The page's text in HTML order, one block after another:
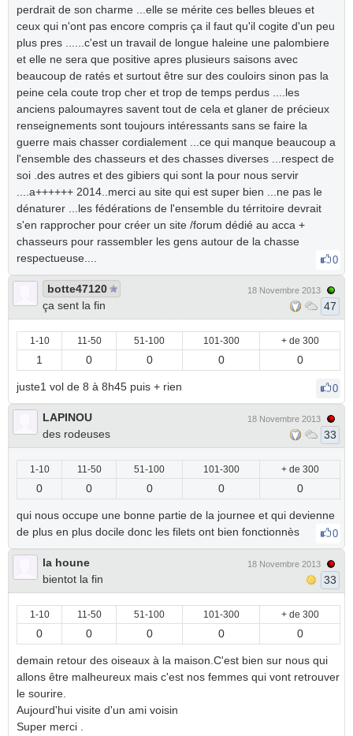
perdrait de son charme ...elle se mérite ces belles bleues et
ceux qui n'ont pas encore compris ça il faut qu'il cogite d'un peu
plus pres ......c'est un travail de longue haleine une palombiere
et elle ne sera que positive apres plusieurs saisons avec
beaucoup de ratés et surtout être sur des couloirs sinon pas la
peine cela coute trop cher et trop de temps perdus ....les
anciens paloumayres savent tout de cela et glaner de précieux
renseignements sont toujours intéressants sans se faire la
guerre mais chasser cordialement ...ce qui manque beaucoup a
l'ensemble des chasseurs et des chasses diverses ...respect de
soi .des autres et des gibiers qui sont la pour nous servir
....a++++++ 2014..merci au site qui est super bien ...ne pas le
dénaturer ...les fédérations de l'ensemble du térritoire devrait
s'en rapprocher pour créer un site /forum dédié au acca +
chasseurs pour rassembler les gens autour de la chasse
respectueuse....
0
botte47120
ça sent la fin
18 Novembre 2013
47
1-10 11-50 51-100 101-300 + de 300
1 0 0 0 0
juste1 vol de 8 à 8h45 puis + rien 0
LAPINOU
des rodeuses
18 Novembre 2013
33
1-10 11-50 51-100 101-300 + de 300
0 0 0 0 0
qui nous occupe une bonne partie de la journee et qui devienne
de plus en plus docile donc les filets ont bien fonctionnès
0
la houne
bientot la fin
18 Novembre 2013
33
1-10 11-50 51-100 101-300 + de 300
0 0 0 0 0
demain retour des oiseaux à la maison.C'est bien sur nous qui
allons être malheureux mais c'est nos femmes qui vont retrouver
le sourire.
Aujourd'hui visite d'un ami voisin
Super merci .